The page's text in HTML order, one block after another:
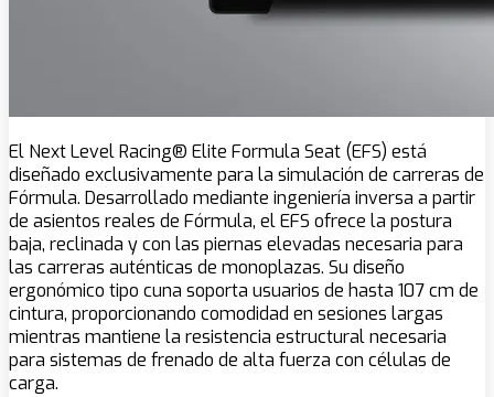
El Next Level Racing® Elite Formula Seat (EFS) está
diseñado exclusivamente para la simulación de carreras de
Fórmula. Desarrollado mediante ingeniería inversa a partir
de asientos reales de Fórmula, el EFS ofrece la postura
baja, reclinada y con las piernas elevadas necesaria para
las carreras auténticas de monoplazas. Su diseño
ergonómico tipo cuna soporta usuarios de hasta 107 cm de
cintura, proporcionando comodidad en sesiones largas
mientras mantiene la resistencia estructural necesaria
para sistemas de frenado de alta fuerza con células de
carga.